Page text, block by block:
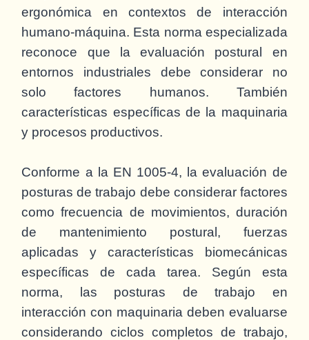
ergonómica en contextos de interacción
humano-máquina. Esta norma especializada
reconoce que la evaluación postural en
entornos industriales debe considerar no
solo factores humanos. También
características específicas de la maquinaria
y procesos productivos.
Conforme a la EN 1005-4, la evaluación de
posturas de trabajo debe considerar factores
como frecuencia de movimientos, duración
de mantenimiento postural, fuerzas
aplicadas y características biomecánicas
específicas de cada tarea. Según esta
norma, las posturas de trabajo en
interacción con maquinaria deben evaluarse
considerando ciclos completos de trabajo,